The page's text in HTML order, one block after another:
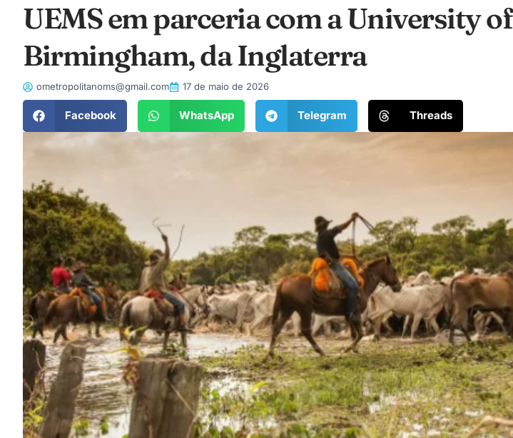
UEMS em parceria com a University of
Birmingham, da Inglaterra
ometropolitanoms@gmail.com 17 de maio de 2026
Facebook WhatsApp Telegram Threads